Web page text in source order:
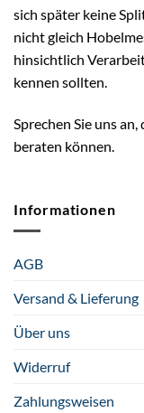
sich später keine
nicht gleich
hinsichtlich
kennen sollten.
Sprechen Sie uns
beraten können.
Informationen
AGB
Versand & Lieferung
Über uns
Widerruf
Zahlungsweisen